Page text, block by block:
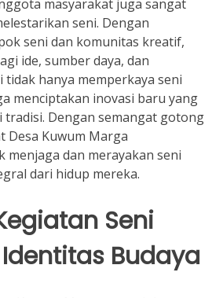
masyarakat juga sangat
seni. Dengan
seni dan komunitas kreatif,
ide, sumber daya, dan
tidak hanya memperkaya seni
menciptakan inovasi baru yang
Dengan semangat gotong
Desa Kuwum Marga
dan merayakan seni
dari hidup mereka.
Seni
Budaya